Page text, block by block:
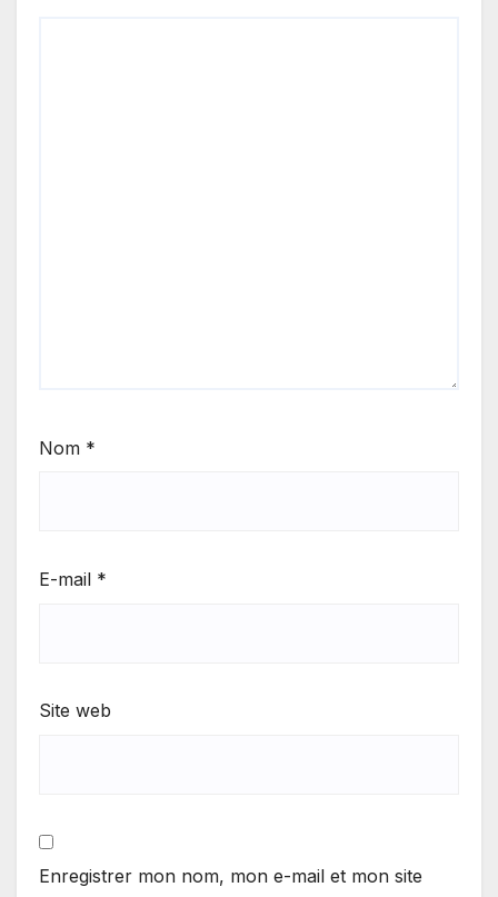
Nom *
E-mail *
Site web
Enregistrer mon nom, mon e-mail et mon site